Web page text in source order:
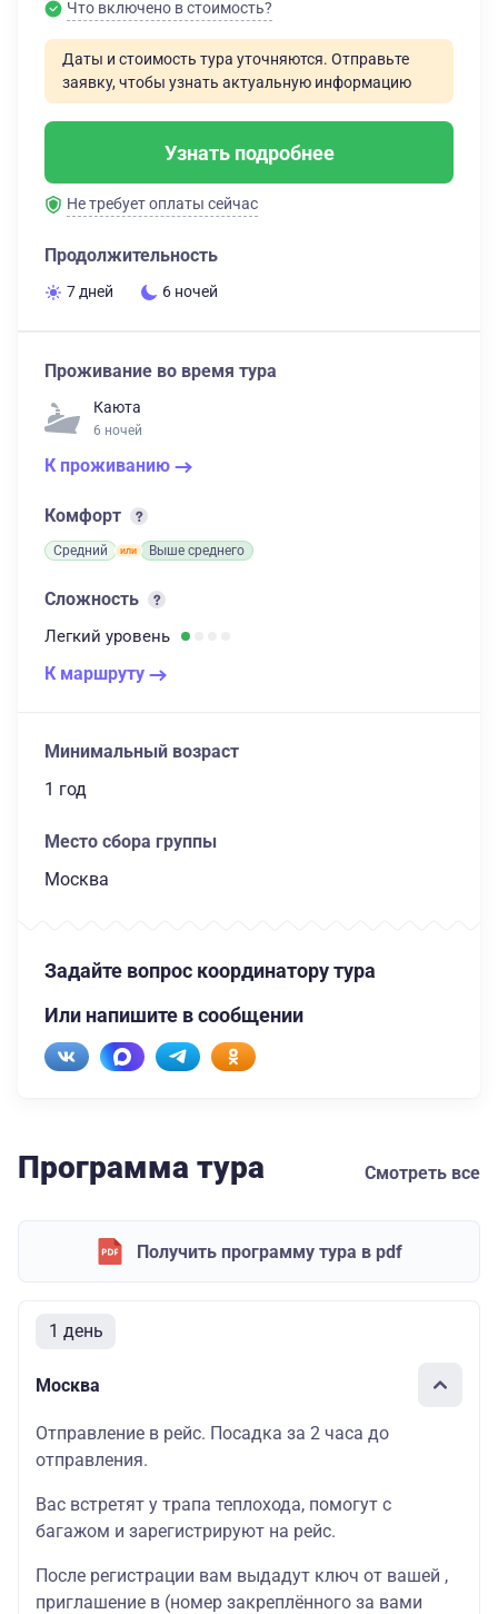
Что включено в стоимость?
Даты и стоимость тура уточняются. Отправьте
заявку, чтобы узнать актуальную информацию
Узнать подробнее
Не требует оплаты сейчас
Продолжительность
7 дней 6 ночей
Проживание во время тура
Каюта
6 ночей
К проживанию
Комфорт
Средний Выше среднего
Сложность
Легкий уровень
К маршруту
Минимальный возраст
1 год
Место сбора группы
Москва
Задайте вопрос координатору тура
Или напишите в сообщении
Программа тура Смотреть все
Получить программу тура в pdf
1 день
Москва
Отправление в рейс. Посадка за 2 часа до
отправления.
Вас встретят у трапа теплохода, помогут с
багажом и зарегистрируют на рейс.
После регистрации вам выдадут ключ от вашей ,
приглашение в (номер закреплённого за вами